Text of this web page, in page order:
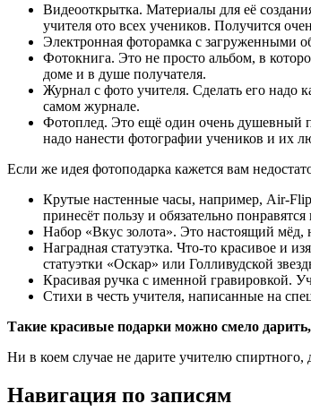
Видеооткрытка. Материалы для её
учителя ото всех учеников. Получится
Электронная фоторамка с загруженными
Фотокнига. Это не просто альбом, в
доме и в душе получателя.
Журнал с фото учителя. Сделать его надо
самом журнале.
Фотоплед. Это ещё один очень душевный
надо нанести фотографии учеников и их
Если же идея фотоподарка кажется вам
Крутые настенные часы, например, Air-
принесёт пользу и обязательно
Набор «Вкус золота». Это настоящий мёд,
Наградная статуэтка. Что-то красивое и
статуэтки «Оскар» или Голливудской
Красивая ручка с именной гравировкой.
Стихи в честь учителя, написанные на
Такие красивые подарки можно смело
Ни в коем случае не дарите учителю
для
домадля
Навигация по записям